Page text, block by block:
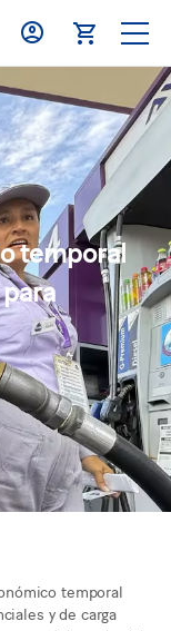
temporal
temporal
y de carga